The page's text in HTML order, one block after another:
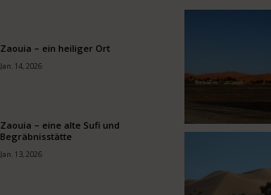
Zaouia – ein heiliger Ort
Jan. 14, 2026
Zaouia – eine alte Sufi und
Begräbnisstätte
Jan. 13, 2026